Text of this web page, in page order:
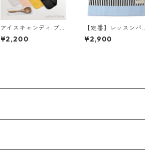
アイスキャンディ プチ
ギフト くすみピンク
¥2,200
【定番】レッスンバッ
グ ブルー×ストライプ
縦30cm×横40cm
¥2,900